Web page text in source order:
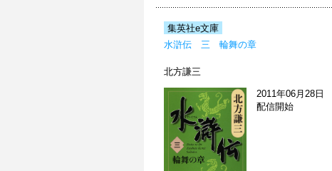
集英社e文庫
水滸伝 三 輪舞の章
北方謙三
2011年06月28日
配信開始